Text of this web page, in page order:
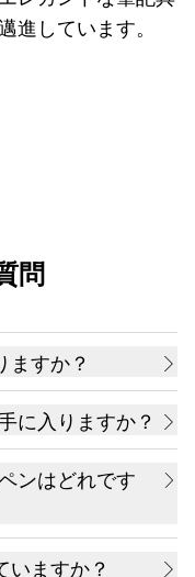
進しています。
問
ますか？
ペン）、ローラー
シル（シャープペ
多機能ペン）、デ
取り揃えていま
い方に最適な人
レクターやデザイ
に入りますか？
る理由は、特色あ
て豊富なバリエー
を超えるモデル
あらゆるニーズ、
ンはどれです
があり、いずれも
いますか？